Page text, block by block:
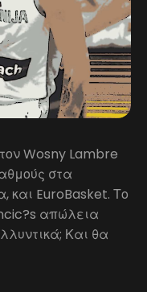
Wosny Lambre
στα
και EuroBasket. Το
απώλεια
Και θα